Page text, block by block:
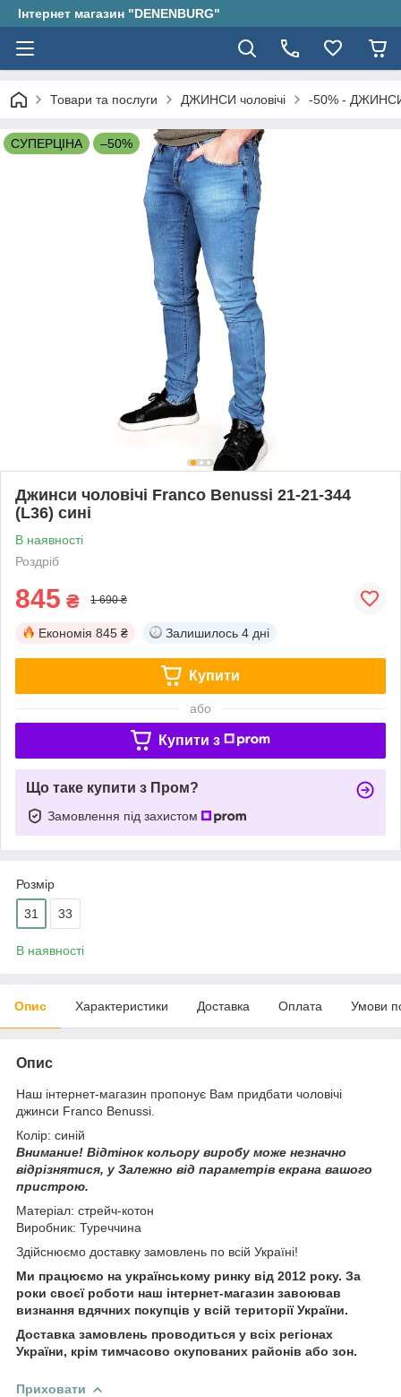
Інтернет магазин "DENENBURG"
Товари та послуги ДЖИНСИ чоловічі -50% - ДЖИНСИ
СУПЕРЦІНА –50%
Джинси чоловічі Franco Benussi 21-21-344
(L36) сині
В наявності
Роздріб
845 ₴ 1 690 ₴
Економія 845 ₴ Залишилось 4 дні
Купити
або
Купити з
Що таке купити з Пром?
Замовлення під захистом
Розмір
31 33
В наявності
Опис Характеристики Доставка Оплата Умови
Опис
Наш інтернет-магазин пропонує Вам придбати чоловічі
джинси Franco Benussi.
Колір: синій
Внимание! Відтінок кольору виробу може незначно
відрізнятися, у Залежно від параметрів екрана вашого
пристрою.
Матеріал: стрейч-котон
Виробник: Туреччина
Здійснюємо доставку замовлень по всій Україні!
Ми працюємо на українському ринку від 2012 року. За
роки своєї роботи наш інтернет-магазин завоював
визнання вдячних покупців у всій території України.
Доставка замовлень проводиться у всіх регіонах
України, крім тимчасово окупованих районів або зон.
Приховати